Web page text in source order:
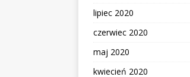
lipiec 2020
czerwiec 2020
maj 2020
kwiecień 2020